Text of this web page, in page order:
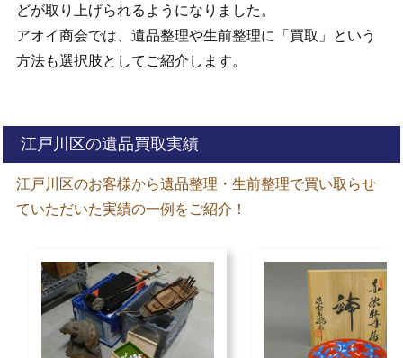
どが取り上げられるようになりました。
アオイ商会では、遺品整理や生前整理に「買取」という
方法も選択肢としてご紹介します。
江戸川区の遺品買取実績
江戸川区のお客様から遺品整理・生前整理で買い取らせ
ていただいた実績の一例をご紹介！